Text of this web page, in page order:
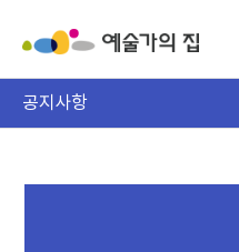
공지사항